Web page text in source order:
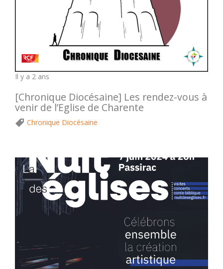
Il y a 2 ans
[Chronique Diocésaine] Les rendez-vous à
venir de l’Eglise de Charente
Chronique Diocésaine